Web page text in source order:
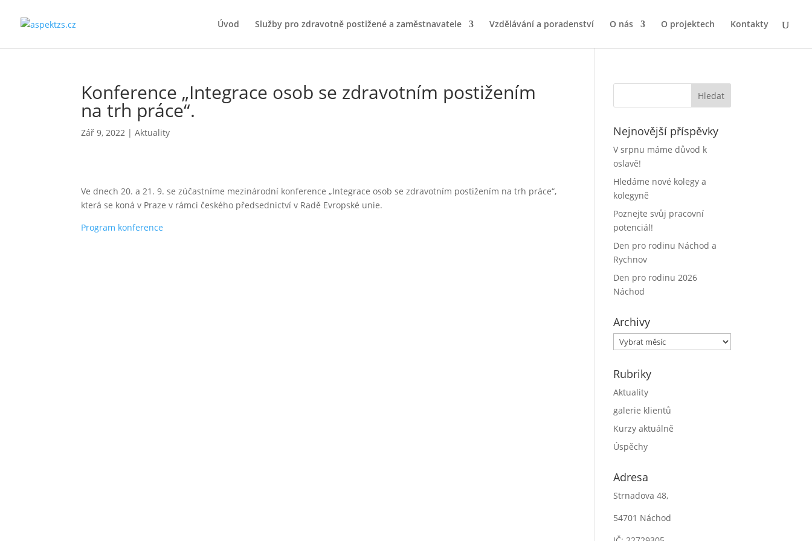
Úvod Služby pro zdravotně postižené a zaměstnavatele Vzdělávání a poradenství O nás O projektech Kontakty
Konference „Integrace osob se zdravotním postižením
na trh práce“.
Zář 9, 2022 |Aktuality
Ve dnech 20. a 21. 9. se zúčastníme mezinárodní konference „Integrace osob se zdravotním postižením na trh práce“,
která se koná v Praze v rámci českého předsednictví v Radě Evropské unie.
Program konference
Nejnovější příspěvky
V srpnu máme důvod k
oslavě!
Hledáme nové kolegy a
kolegyně
Poznejte svůj pracovní
potenciál!
Den pro rodinu Náchod a
Rychnov
Den pro rodinu 2026
Náchod
Archivy
Archivy
Rubriky
Aktuality
galerie klientů
Kurzy aktuálně
Úspěchy
Adresa
Strnadova 48,
54701 Náchod